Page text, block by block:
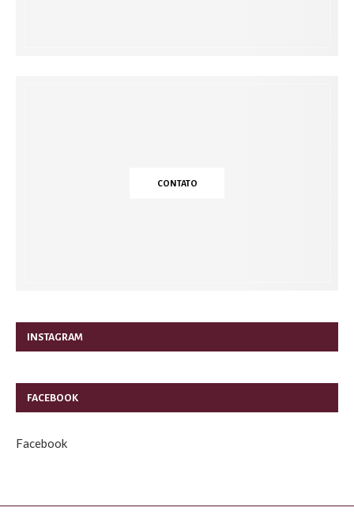
CONTATO
INSTAGRAM
FACEBOOK
Facebook